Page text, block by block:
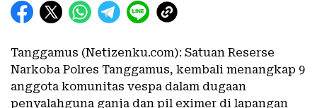
Tanggamus (Netizenku.com): Satuan Reserse
Narkoba Polres Tanggamus, kembali menangkap 9
anggota komunitas vespa dalam dugaan
penyalahguna ganja dan pil eximer di lapangan